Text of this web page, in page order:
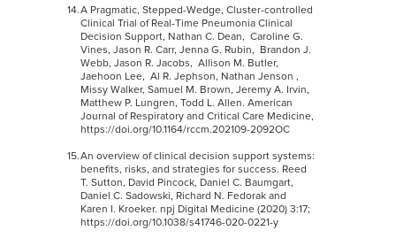
A Pragmatic, Stepped-Wedge, Cluster-controlled
Clinical Trial of Real-Time Pneumonia Clinical
Decision Support, Nathan C. Dean, Caroline G.
Vines, Jason R. Carr, Jenna G. Rubin, Brandon J.
Webb, Jason R. Jacobs, Allison M. Butler,
Jaehoon Lee, Al R. Jephson, Nathan Jenson ,
Missy Walker, Samuel M. Brown, Jeremy A. Irvin,
Matthew P. Lungren, Todd L. Allen. American
Journal of Respiratory and Critical Care Medicine,
https://doi.org/10.1164/rccm.202109-2092OC
An overview of clinical decision support systems:
benefits, risks, and strategies for success. Reed
T. Sutton, David Pincock, Daniel C. Baumgart,
Daniel C. Sadowski, Richard N. Fedorak and
Karen I. Kroeker. npj Digital Medicine (2020) 3:17;
https://doi.org/10.1038/s41746-020-0221-y